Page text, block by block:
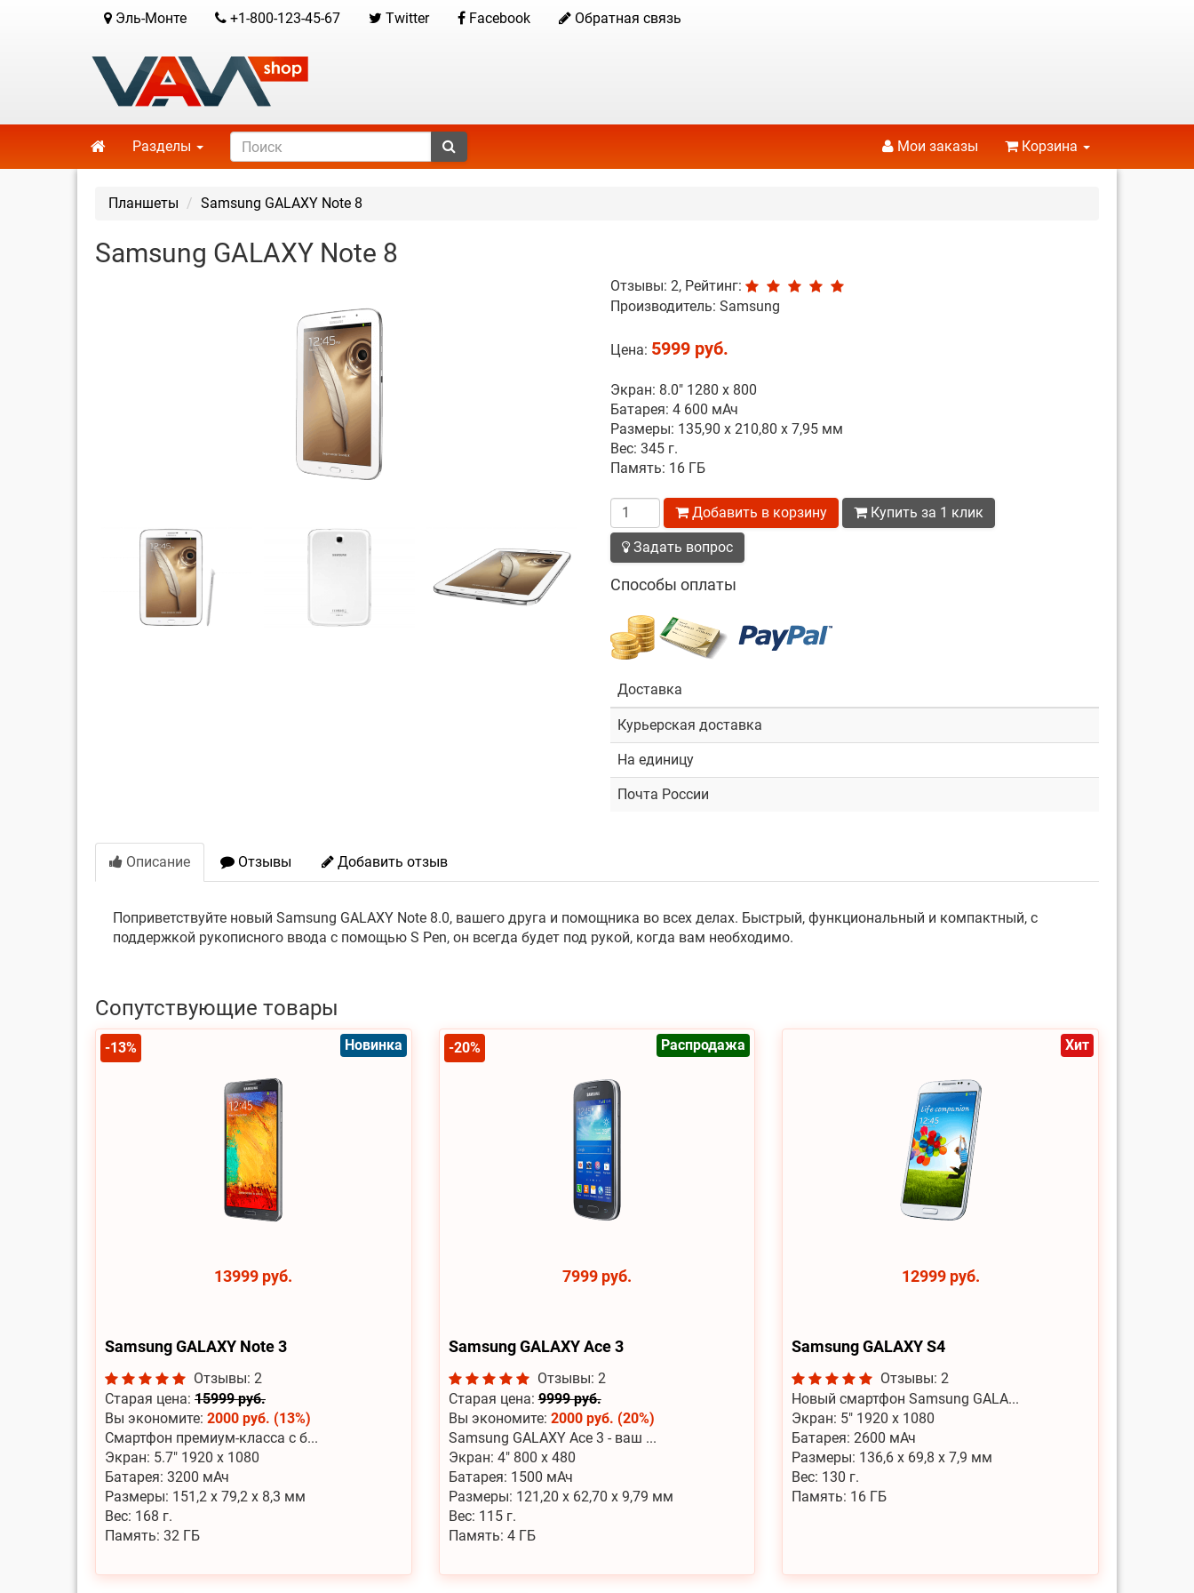
Эль-Монте +1-800-123-45-67 Twitter Facebook Обратная связь
Разделы Мои заказы Корзина
Планшеты Samsung GALAXY Note 8
Samsung GALAXY Note 8
Отзывы: 2, Рейтинг:
Производитель: Samsung
Цена: 5999 руб.
Экран: 8.0" 1280 x 800
Батарея: 4 600 мАч
Размеры: 135,90 x 210,80 x 7,95 мм
Вес: 345 г.
Память: 16 ГБ
КоличествоДобавить в корзину Купить за 1 клик
Задать вопрос
Способы оплаты
Доставка
Курьерская доставка
На единицу
Почта России
Описание Отзывы Добавить отзыв
Поприветствуйте новый Samsung GALAXY Note 8.0, вашего друга и помощника во всех делах. Быстрый, функциональный и компактный, с
поддержкой рукописного ввода с помощью S Pen, он всегда будет под рукой, когда вам необходимо.
Сопутствующие товары
-13%
13999 руб.
Новинка
Samsung GALAXY Note 3
Отзывы: 2
Старая цена: 15999 руб.
Вы экономите: 2000 руб. (13%)
Смартфон премиум-класса с б...
Экран: 5.7" 1920 x 1080
Батарея: 3200 мАч
Размеры: 151,2 х 79,2 х 8,3 мм
Вес: 168 г.
Память: 32 ГБ
-20%
7999 руб.
Распродажа
Samsung GALAXY Ace 3
Отзывы: 2
Старая цена:9999 руб.
Вы экономите: 2000 руб. (20%)
Samsung GALAXY Ace 3 - ваш ...
Экран: 4" 800 x 480
Батарея: 1500 мАч
Размеры: 121,20 x 62,70 x 9,79 мм
Вес: 115 г.
Память: 4 ГБ
12999 руб.
Хит
Samsung GALAXY S4
Отзывы: 2
Новый смартфон Samsung GALA...
Экран: 5" 1920 x 1080
Батарея: 2600 мАч
Размеры: 136,6 x 69,8 x 7,9 мм
Вес: 130 г.
Память: 16 ГБ